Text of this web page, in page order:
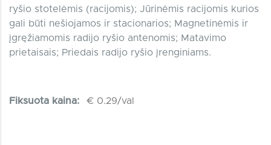
ryšio stotelėmis (racijomis); Jūrinėmis racijomis kurios
gali būti nešiojamos ir stacionarios; Magnetinėmis ir
įgręžiamomis radijo ryšio antenomis; Matavimo
prietaisais; Priedais radijo ryšio įrenginiams.
Fiksuota kaina: € 0.29/val